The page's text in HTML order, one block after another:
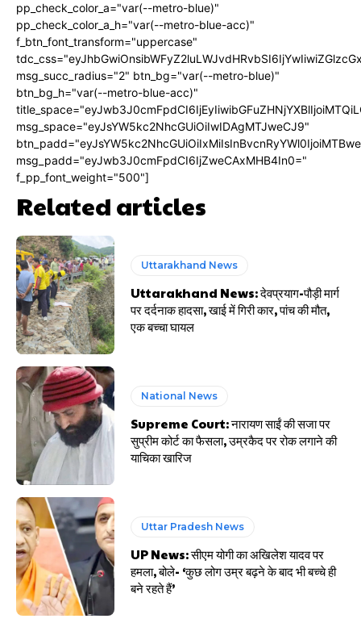
pp_check_color_a="var(--metro-blue)"
pp_check_color_a_h="var(--metro-blue-acc)"
f_btn_font_transform="uppercase"
msg_succ_radius="2" btn_bg="var(--metro-blue)"
btn_bg_h="var(--metro-blue-acc)"
msg_space="eyJsYW5kc2NhcGUiOiIwIDAgMTJweCJ9"
msg_padd="eyJwb3J0cmFpdCI6IjZweCAxMHB4In0="
f_pp_font_weight="500"]
Related articles
Uttarakhand News
Uttarakhand News: देवप्रयाग-पौड़ी मार्ग
पर दर्दनाक हादसा, खाई में गिरी कार, पांच की मौत,
एक बच्चा घायल
National News
Supreme Court: नारायण साईं की सजा पर
सुप्रीम कोर्ट का फैसला, उम्रकैद पर रोक लगाने की
याचिका खारिज
Uttar Pradesh News
UP News: सीएम योगी का अखिलेश यादव पर
हमला, बोले- ‘कुछ लोग उम्र बढ़ने के बाद भी बच्चे ही
बने रहते हैं’